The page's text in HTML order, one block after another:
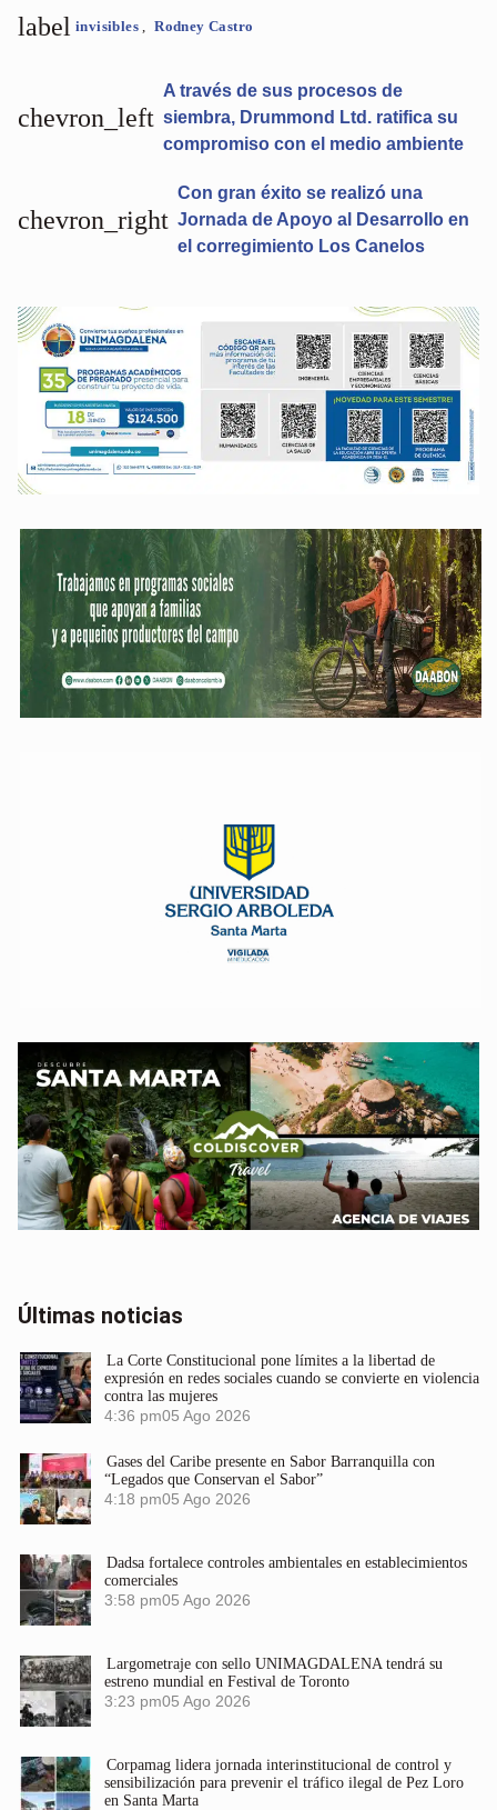
label invisibles, Rodney Castro
chevron_left
A través de sus procesos de
siembra, Drummond Ltd. ratifica su
compromiso con el medio ambiente
Con gran éxito se realizó una
Jornada de Apoyo al Desarrollo en
el corregimiento Los Canelos
chevron_right
Últimas noticias
La Corte Constitucional pone límites a la libertad de
expresión en redes sociales cuando se convierte en violencia
contra las mujeres
4:36 pm05 Ago 2026
Gases del Caribe presente en Sabor Barranquilla con
“Legados que Conservan el Sabor”
4:18 pm05 Ago 2026
Dadsa fortalece controles ambientales en establecimientos
comerciales
3:58 pm05 Ago 2026
Largometraje con sello UNIMAGDALENA tendrá su
estreno mundial en Festival de Toronto
3:23 pm05 Ago 2026
Corpamag lidera jornada interinstitucional de control y
sensibilización para prevenir el tráfico ilegal de Pez Loro
en Santa Marta